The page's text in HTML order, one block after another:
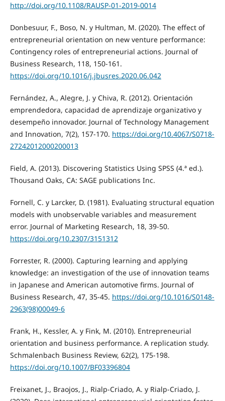
http://doi.org/10.1108/RAUSP-01-2019-0014
Donbesuur, F., Boso, N. y Hultman, M. (2020). The effect of
entrepreneurial orientation on new venture performance:
Contingency roles of entrepreneurial actions. Journal of
Business Research, 118, 150-161.
https://doi.org/10.1016/j.jbusres.2020.06.042
Fernández, A., Alegre, J. y Chiva, R. (2012). Orientación
emprendedora, capacidad de aprendizaje organizativo y
desempeño innovador. Journal of Technology Management
and Innovation, 7(2), 157-170. https://doi.org/10.4067/S0718-
27242012000200013
Field, A. (2013). Discovering Statistics Using SPSS (4.ª ed.).
Thousand Oaks, CA: SAGE publications Inc.
Fornell, C. y Larcker, D. (1981). Evaluating structural equation
models with unobservable variables and measurement
error. Journal of Marketing Research, 18, 39-50.
https://doi.org/10.2307/3151312
Forrester, R. (2000). Capturing learning and applying
knowledge: an investigation of the use of innovation teams
in Japanese and American automotive firms. Journal of
Business Research, 47, 35-45. https://doi.org/10.1016/S0148-
2963(98)00049-6
Frank, H., Kessler, A. y Fink, M. (2010). Entrepreneurial
orientation and business performance. A replication study.
Schmalenbach Business Review, 62(2), 175-198.
https://doi.org/10.1007/BF03396804
Freixanet, J., Braojos, J., Rialp-Criado, A. y Rialp-Criado, J.